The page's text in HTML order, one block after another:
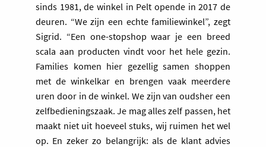
sinds 1981, de winkel in Pelt opende in 2017 de
deuren. “We zijn een echte familiewinkel”, zegt
Sigrid. “Een one-stopshop waar je een breed
scala aan producten vindt voor het hele gezin.
Families komen hier gezellig samen shoppen
met de winkelkar en brengen vaak meerdere
uren door in de winkel. We zijn van oudsher een
zelfbedieningszaak. Je mag alles zelf passen, het
maakt niet uit hoeveel stuks, wij ruimen het wel
op. En zeker zo belangrijk: als de klant advies